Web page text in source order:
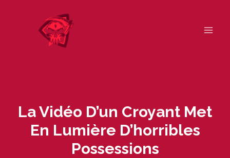
La Vidéo D’un Croyant Met
En Lumière D’horribles
Possessions